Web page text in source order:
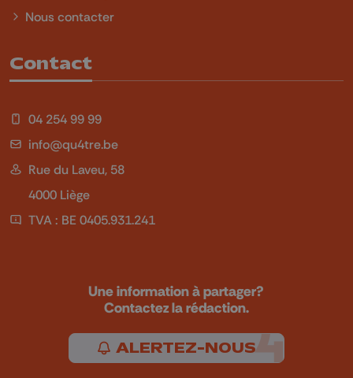
Nous contacter
Contact
04 254 99 99
info@qu4tre.be
Rue du Laveu, 58
4000 Liège
TVA : BE 0405.931.241
Une information à partager?
Contactez la rédaction.
ALERTEZ-NOUS